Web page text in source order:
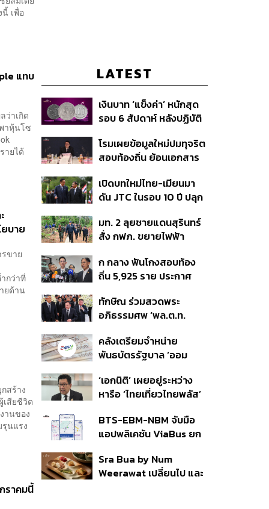
เพื่อ
แทบ
ว่าเกิด
าหุ้นโซ
ายได้
บาย
ขาย
กว่าที่
ยด้าน
สร้าง
สียชีวิต
านของ
รุนแรง
ราคมนี้
LATEST
เงินบาท ‘แข็งค่า’ หนักสุด
รอบ 6 สัปดาห์ หลังปฏิบัติ
สหรัฐฯ-ญี่ปุ่น Standard
Chartered เปิดเป้าสิ้นปีนี้
ต่อดอลลาร์
โรมเผยข้อมูลใหม่ปมทุจริต
สอบท้องถิ่น ย้อนเอกสาร
อนุทิน จ่อสอบต่อเอี่ยว
ตัดตอน ม.บูรพา หรือไม่
เปิดบทใหม่ไทย-เมียนมา
ดัน JTC ในรอบ 10 ปี ปลุก
ชายแดน ท่าเรือน้ำลึก
ทวาย
มท. 2 ลุยชายแดนสุรินทร์
สั่ง กฟภ. ขยายไฟฟ้า
350’ เสริมความมั่นคง
ชายแดน
ก กลาง ฟันโกงสอบท้อง
ถิ่น 5,925 ราย ประกาศ
ราย รอ ป.ป.ช. ขีดเส้นแล้ว
เสร็จ 31 ส.ค.
ทักษิณ ร่วมสวดพระ
อภิธรรมศพ ‘พล.ต.ท.
สิน’ สิริอายุ 103 ปี แกนนำ
เพื่อไทย-บุคคลหลาก
คลังเตรียมจำหน่าย
พันธบัตรรัฐบาล ‘ออม
ก.ย.นี้ อาจเพิ่มสัดส่วนการ
ขายแบบ Small Lot First
‘เอกนิติ’ เผยอยู่ระหว่าง
หารือ ‘ไทยเที่ยวไทยพลัส’
แสนล้าน มั่นใจงบต่อ ‘ไทย
ช่วยไทย พลัส’ เฟส 2 มี
BTS-EBM-NBM จับมือ
แอปพลิเคชัน ViaBus ยก
รถไฟฟ้า 3 สายแบบเรียล
ไทม์
Sra Bua by Num
Weerawat เปลี่ยนไป และ